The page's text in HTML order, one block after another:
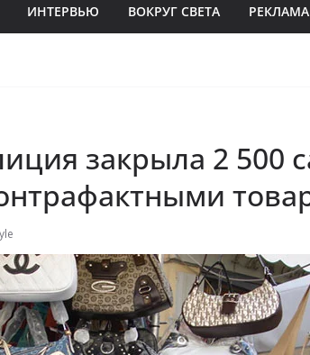
ИНТЕРВЬЮ ВОКРУГ СВЕТА РЕКЛАМА
закрыла 2 500